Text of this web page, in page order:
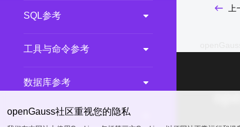
SQL参考
工具与命令参考
数据库参考
附录
openGauss社区重视您的隐私